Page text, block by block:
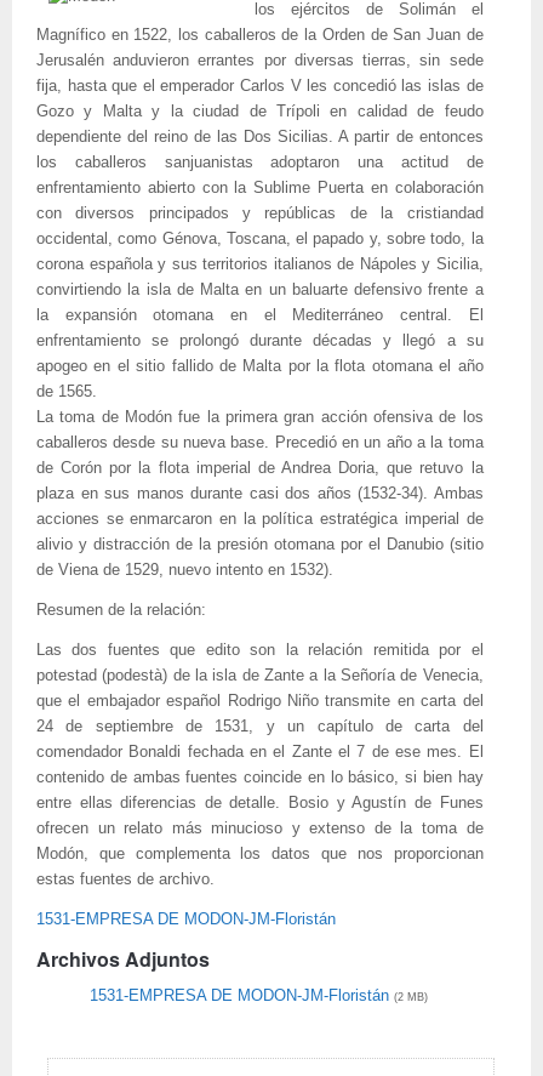
los ejércitos de Solimán el
Magnífico en 1522, los caballeros de la Orden de San Juan de
Jerusalén anduvieron errantes por diversas tierras, sin sede
fija, hasta que el emperador Carlos V les concedió las islas de
Gozo y Malta y la ciudad de Trípoli en calidad de feudo
dependiente del reino de las Dos Sicilias. A partir de entonces
los caballeros sanjuanistas adoptaron una actitud de
enfrentamiento abierto con la Sublime Puerta en colaboración
con diversos principados y repúblicas de la cristiandad
occidental, como Génova, Toscana, el papado y, sobre todo, la
corona española y sus territorios italianos de Nápoles y Sicilia,
convirtiendo la isla de Malta en un baluarte defensivo frente a
la expansión otomana en el Mediterráneo central. El
enfrentamiento se prolongó durante décadas y llegó a su
apogeo en el sitio fallido de Malta por la flota otomana el año
de 1565.
La toma de Modón fue la primera gran acción ofensiva de los
caballeros desde su nueva base. Precedió en un año a la toma
de Corón por la flota imperial de Andrea Doria, que retuvo la
plaza en sus manos durante casi dos años (1532-34). Ambas
acciones se enmarcaron en la política estratégica imperial de
alivio y distracción de la presión otomana por el Danubio (sitio
de Viena de 1529, nuevo intento en 1532).
Resumen de la relación:
Las dos fuentes que edito son la relación remitida por el
potestad (podestà) de la isla de Zante a la Señoría de Venecia,
que el embajador español Rodrigo Niño transmite en carta del
24 de septiembre de 1531, y un capítulo de carta del
comendador Bonaldi fechada en el Zante el 7 de ese mes. El
contenido de ambas fuentes coincide en lo básico, si bien hay
entre ellas diferencias de detalle. Bosio y Agustín de Funes
ofrecen un relato más minucioso y extenso de la toma de
Modón, que complementa los datos que nos proporcionan
estas fuentes de archivo.
1531-EMPRESA DE MODON-JM-Floristán
Archivos Adjuntos
1531-EMPRESA DE MODON-JM-Floristán (2 MB)